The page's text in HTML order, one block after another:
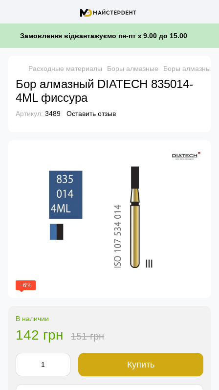
Замовлення відвантажуємо пн-пт з 9.00 до 15.00
Расходные материалы Боры алмазные Боры алмазные
Бор алмазный DIATECH 835014-
4ML фиссура
Артикул: 3489 Оставить отзыв
−6%
В наличии
142 грн 151 грн
Купить